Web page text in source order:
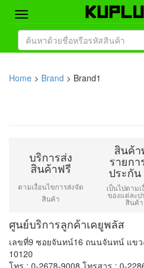
Home
Home > Brand > Brand1
บริการส่ง
สินค้าฟรี
ตามเงื่อนไขการส่งจัด
สินค้า
สินค้า
รายกา
ประกัน
เป็นไปตาม
ของแต่ละป
สินค้า
ศูนย์บริการลูกค้าเคยูพลัส
เลขที่9 ซอยจันทน์16 ถนนจันทน์ แข
10120
โทร : 0-2678-9008 โทรสาร : 0-